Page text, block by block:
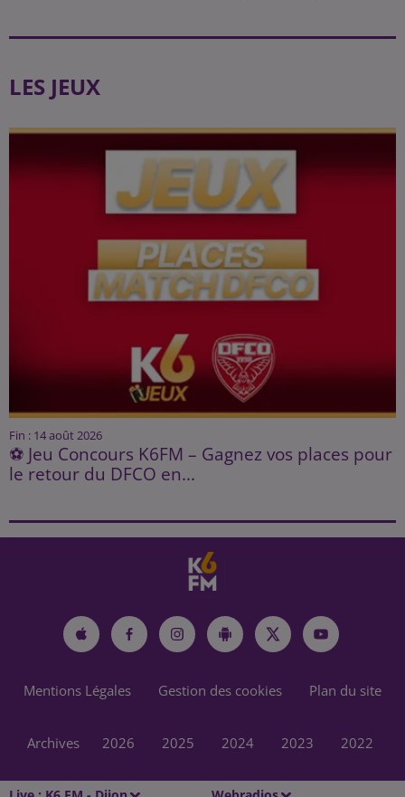
LES JEUX
Fin : 14 août 2026
⚽ Jeu Concours K6FM – Gagnez vos places pour
le retour du DFCO en...
Mentions Légales Gestion des cookies Plan du site
Archives 2026 2025 2024 2023 2022